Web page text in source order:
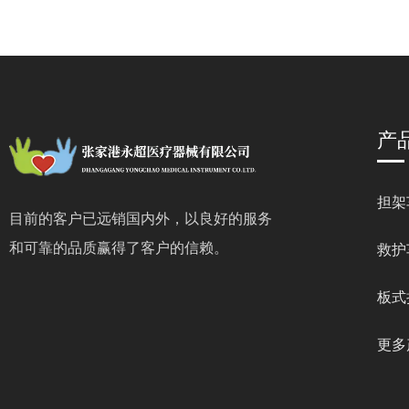
目前的客户已远销国内外，以良好的服务
和可靠的品质赢得了客户的信赖。
产
担架
救
板
更